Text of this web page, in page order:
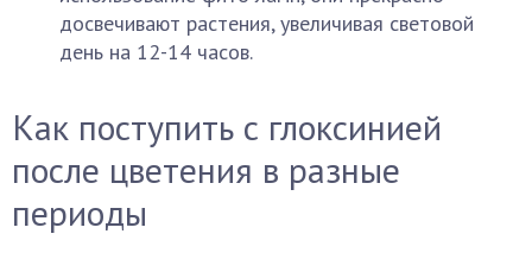
досвечивают растения, увеличивая световой
день на 12-14 часов.
Как поступить с глоксинией
после цветения в разные
периоды